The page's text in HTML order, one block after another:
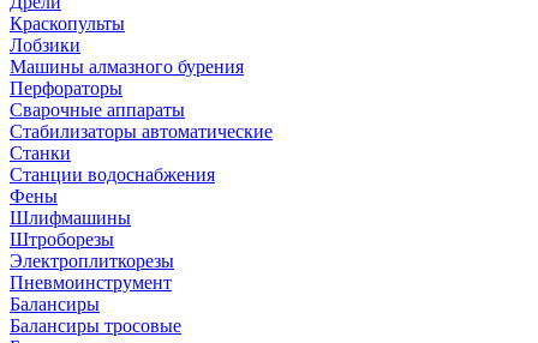
Краскопульты
Лобзики
Машины алмазного бурения
Перфораторы
Сварочные аппараты
Стабилизаторы автоматические
Станки
Станции водоснабжения
Фены
Шлифмашины
Штроборезы
Электроплиткорезы
Пневмоинструмент
Балансиры
Балансиры тросовые